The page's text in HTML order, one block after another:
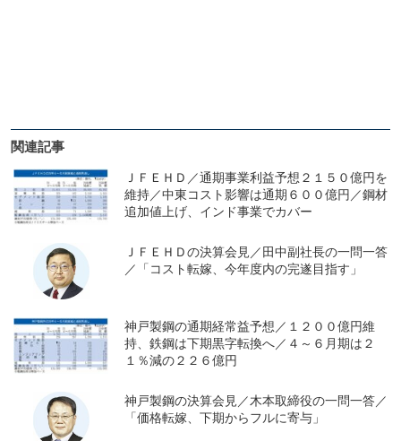
関連記事
ＪＦＥＨＤ／通期事業利益予想２１５０億円を
維持／中東コスト影響は通期６００億円／鋼材
追加値上げ、インド事業でカバー
ＪＦＥＨＤの決算会見／田中副社長の一問一答
／「コスト転嫁、今年度内の完遂目指す」
神戸製鋼の通期経常益予想／１２００億円維
持、鉄鋼は下期黒字転換へ／４～６月期は２
１％減の２２６億円
神戸製鋼の決算会見／木本取締役の一問一答／
「価格転嫁、下期からフルに寄与」